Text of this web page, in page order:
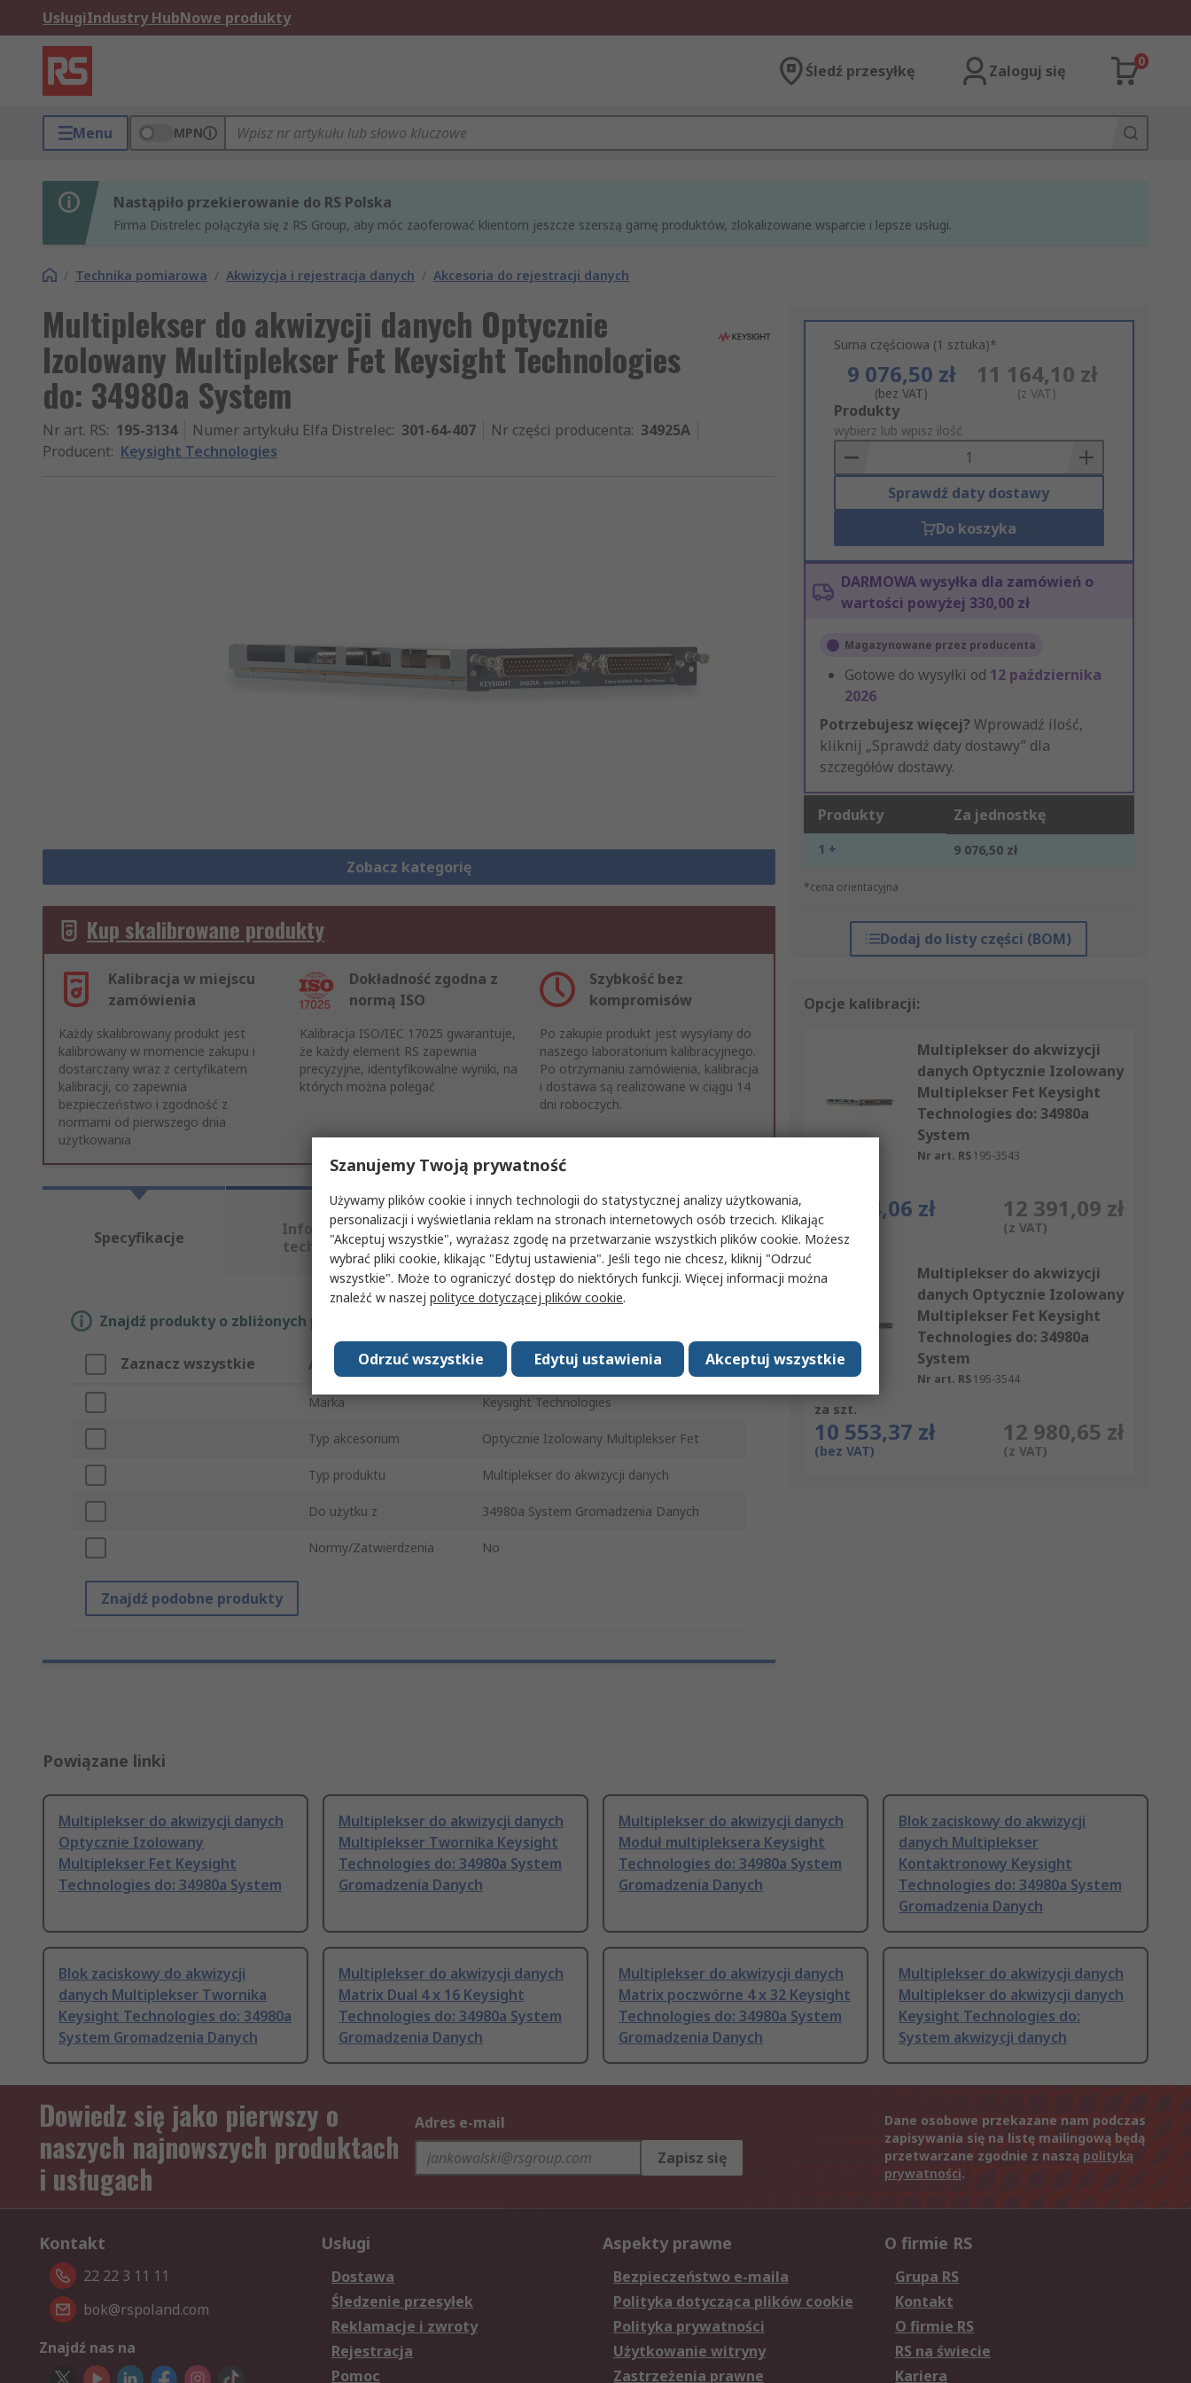
UsługiIndustry HubNowe produkty
Śledź przesyłkę Zaloguj się
0
Menu MPN
Nastąpiło przekierowanie do RS Polska
Firma Distrelec połączyła się z RS Group, aby móc zaoferować klientom jeszcze szerszą gamę produktów, zlokalizowane wsparcie i lepsze usługi.
/ Technika pomiarowa / Akwizycja i rejestracja danych / Akcesoria do rejestracji danych
Multiplekser do akwizycji danych Optycznie
Izolowany Multiplekser Fet Keysight Technologies
do: 34980a System
Nr art. RS: 195-3134 Numer artykułu Elfa Distrelec: 301-64-407 Nr części producenta: 34925A
Producent: Keysight Technologies
Zobacz kategorię
Suma częściowa (1 sztuka)*
9 076,50 zł
(bez VAT)
11 164,10 zł
(z VAT)
Add
to
Basket
Produkty
wybierz lub wpisz ilość
Sprawdź daty dostawy
Do koszyka
DARMOWA wysyłka dla zamówień o
wartości powyżej 330,00 zł
Magazynowane przez producenta
Gotowe do wysyłki od 12 października
2026
Potrzebujesz więcej? Wprowadź ilość,
kliknij „Sprawdź daty dostawy” dla
szczegółów dostawy.
Produkty Za jednostkę
1 + 9 076,50 zł
*cena orientacyjna
Dodaj do listy części (BOM)
Opcje kalibracji:
Multiplekser do akwizycji
danych Optycznie Izolowany
Multiplekser Fet Keysight
Technologies do: 34980a
System
Nr art. RS195-3543
10 074,06 zł
(bez VAT)
12 391,09 zł
(z VAT)
Multiplekser do akwizycji
danych Optycznie Izolowany
Multiplekser Fet Keysight
Technologies do: 34980a
System
Nr art. RS195-3544
za szt.
10 553,37 zł
(bez VAT)
12 980,65 zł
(z VAT)
Kup skalibrowane produkty
Kalibracja w miejscu
zamówienia
Dokładność zgodna z
normą ISO
Szybkość bez
kompromisów
Każdy skalibrowany produkt jest
kalibrowany w momencie zakupu i
dostarczany wraz z certyfikatem
kalibracji, co zapewnia
bezpieczeństwo i zgodność z
normami od pierwszego dnia
użytkowania
Kalibracja ISO/IEC 17025 gwarantuje,
że każdy element RS zapewnia
precyzyjne, identyfikowalne wyniki, na
których można polegać
Po zakupie produkt jest wysyłany do
naszego laboratorium kalibracyjnego.
Po otrzymaniu zamówienia, kalibracja
i dostawa są realizowane w ciągu 14
dni roboczych.
Specyfikacje
Informacje
techniczne
Atesty i
certyfikaty
Szczegółowe
dane
produktu
Znajdź produkty o zbliżonych parametrach, wybierając jeden lub więcej atrybutów.
Zaznacz wszystkie Atrybut Wartość
Marka Keysight Technologies
Typ akcesorium Optycznie Izolowany Multiplekser Fet
Typ produktu Multiplekser do akwizycji danych
Do użytku z 34980a System Gromadzenia Danych
Normy/Zatwierdzenia No
Znajdź podobne produkty
Powiązane linki
Multiplekser do akwizycji danych
Optycznie Izolowany
Multiplekser Fet Keysight
Technologies do: 34980a System
Multiplekser do akwizycji danych
Multiplekser Twornika Keysight
Technologies do: 34980a System
Gromadzenia Danych
Multiplekser do akwizycji danych
Moduł multipleksera Keysight
Technologies do: 34980a System
Gromadzenia Danych
Blok zaciskowy do akwizycji
danych Multiplekser
Kontaktronowy Keysight
Technologies do: 34980a System
Gromadzenia Danych
Blok zaciskowy do akwizycji
danych Multiplekser Twornika
Keysight Technologies do: 34980a
System Gromadzenia Danych
Multiplekser do akwizycji danych
Matrix Dual 4 x 16 Keysight
Technologies do: 34980a System
Gromadzenia Danych
Multiplekser do akwizycji danych
Matrix poczwórne 4 x 32 Keysight
Technologies do: 34980a System
Gromadzenia Danych
Multiplekser do akwizycji danych
Multiplekser do akwizycji danych
Keysight Technologies do:
System akwizycji danych
Dowiedz się jako pierwszy o
naszych najnowszych produktach
i usługach
Adres e-mail
Zapisz się
Dane osobowe przekazane nam podczas
zapisywania się na listę mailingową będą
przetwarzane zgodnie z naszą polityką
prywatności.
Kontakt
22 22 3 11 11
bok@rspoland.com
Znajdź nas na
Usługi
Dostawa
Śledzenie przesyłek
Reklamacje i zwroty
Rejestracja
Pomoc
Aspekty prawne
Bezpieczeństwo e-maila
Polityka dotycząca plików cookie
Polityka prywatności
Użytkowanie witryny
Zastrzeżenia prawne
O firmie RS
Grupa RS
Kontakt
O firmie RS
RS na świecie
Kariera
Szanujemy Twoją prywatność
Używamy plików cookie i innych technologii do statystycznej analizy użytkowania,
personalizacji i wyświetlania reklam na stronach internetowych osób trzecich. Klikając
"Akceptuj wszystkie", wyrażasz zgodę na przetwarzanie wszystkich plików cookie. Możesz
wybrać pliki cookie, klikając "Edytuj ustawienia". Jeśli tego nie chcesz, kliknij "Odrzuć
wszystkie". Może to ograniczyć dostęp do niektórych funkcji. Więcej informacji można
znaleźć w naszej polityce dotyczącej plików cookie.
Akceptuj wszystkie
Edytuj ustawienia
Odrzuć wszystkie